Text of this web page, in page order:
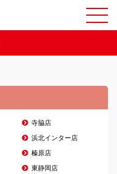
寺脇店
浜北インター店
榛原店
東静岡店